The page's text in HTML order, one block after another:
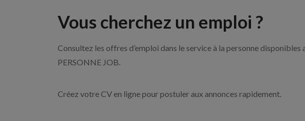
Vous cherchez un emploi ?
Consultez les offres d’emploi dans le service à la personne disponibles
PERSONNE JOB.
Créez votre CV en ligne pour postuler aux annonces rapidement.